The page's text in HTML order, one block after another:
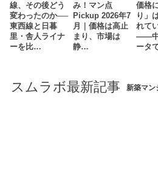
線、その後どう
変わったのか──
東西線と日暮
里・舎人ライナ
ーを比…
み！マン点
Pickup 2026年7
月｜価格は高止
まり、市場は
静…
価格
り」
れて
――中
ータ
スムラボ最新記事 新築マン